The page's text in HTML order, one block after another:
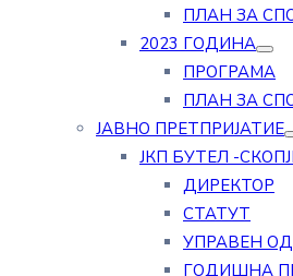
ПЛАН ЗА
2023 ГОДИНА
ПРОГРАМА
ПЛАН ЗА
ЈАВНО ПРЕТПРИЈАТИЕ
ЈКП БУТЕЛ -
ДИРЕКТОР
СТАТУТ
УПРАВЕН
ГОДИШНА